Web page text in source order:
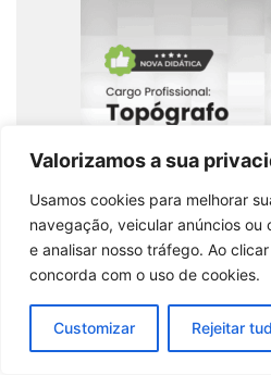
Valorizamos a sua
Usamos cookies para melhorar
navegação, veicular anúncios ou
e analisar nosso tráfego. Ao
concorda com o uso de cookies.
Customizar Rejeitar
Apostila de Topografia:
– RO
Comprar